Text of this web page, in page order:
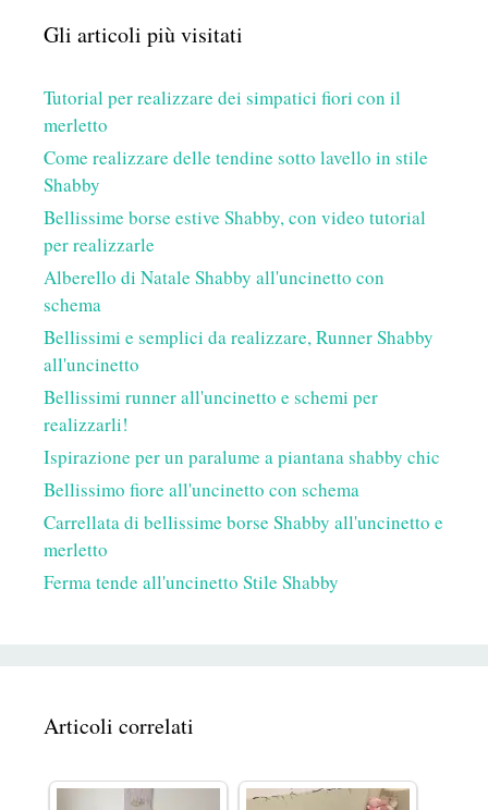
Gli articoli più visitati
Tutorial per realizzare dei simpatici fiori con il
merletto
Come realizzare delle tendine sotto lavello in stile
Shabby
Bellissime borse estive Shabby, con video tutorial
per realizzarle
Alberello di Natale Shabby all'uncinetto con
schema
Bellissimi e semplici da realizzare, Runner Shabby
all'uncinetto
Bellissimi runner all'uncinetto e schemi per
realizzarli!
Ispirazione per un paralume a piantana shabby chic
Bellissimo fiore all'uncinetto con schema
Carrellata di bellissime borse Shabby all'uncinetto e
merletto
Ferma tende all'uncinetto Stile Shabby
Articoli correlati